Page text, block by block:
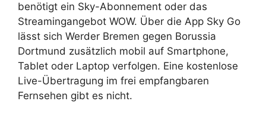
benötigt ein Sky-Abonnement oder das
Streamingangebot WOW. Über die App Sky Go
lässt sich Werder Bremen gegen Borussia
Dortmund zusätzlich mobil auf Smartphone,
Tablet oder Laptop verfolgen. Eine kostenlose
Live-Übertragung im frei empfangbaren
Fernsehen gibt es nicht.